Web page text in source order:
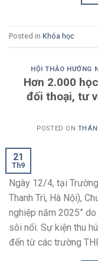
Posted in Khóa học
HỘI THẢO HƯỚNG
Hơn 2.000
đối thoại, tư
POSTED ON
21
Th9
Ngày 12/4, tại
Thanh Trì, Hà Nội),
nghiệp năm 2025”
sôi nổi. Sự kiện thu
đến từ các trường